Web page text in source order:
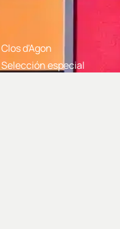
Clos d'Agon
Selección especial